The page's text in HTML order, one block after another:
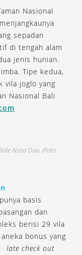
Nasional
sepadan
di tengah alam
jenis hunian.
Tipe kedua,
vila joglo yang
Nasional Bali
Nusa Dua. (Foto:
basis
dan
berisi 29 vila
bonus yang
late check out